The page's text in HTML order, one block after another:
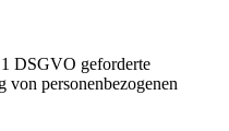
DSGVO geforderte
von personenbezogenen